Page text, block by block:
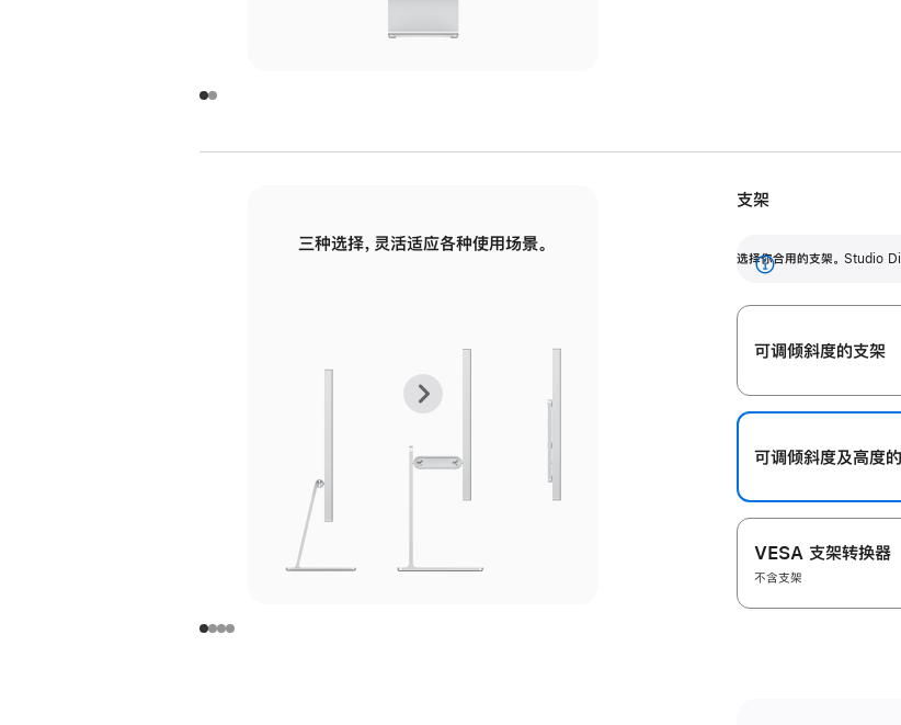
面
面
三种选择，灵活适应各种使用场景。
调节范围。
上
张
下
张
支架
选择你合用的支架。 Studio
展
开
可调倾斜度的支架
可调倾斜度及高‍度
VESA 支架转换器
不含支架